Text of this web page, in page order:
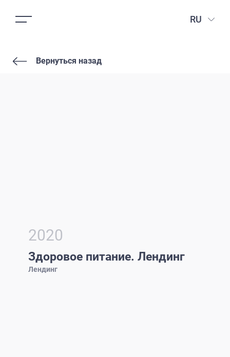
RU
Вернуться назад
2020
Здоровое питание. Лендинг
Лендинг